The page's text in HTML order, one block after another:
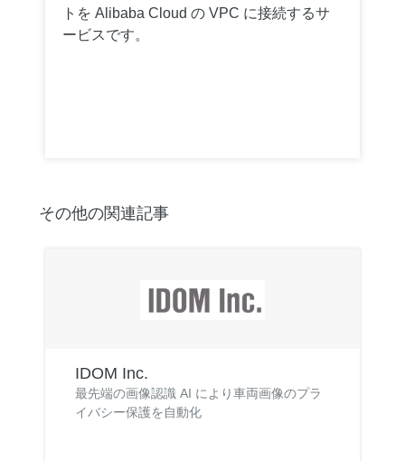
トを Alibaba Cloud の VPC に接続するサ
ービスです。
その他の関連記事
IDOM Inc.
最先端の画像認識 AI により車両画像のプラ
イバシー保護を自動化